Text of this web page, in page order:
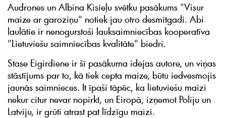
Audrones un Albina Kisieļu svētku pasākums "Visur
maize ar garoziņu" notiek jau otro desmitgadi. Abi
laulātie ir nenogurstoši lauksaimniecības kooperatīva
"Lietuviešu saimniecības kvalitāte" biedri.
Stase Eigirdiene ir šī pasākuma idejas autore, un viņas
stāstījums par to, kā tiek cepta maize, būtu iedvesmojis
jaunās saimnieces. It īpaši tāpēc, ka lietuviešu maizi
nekur citur nevar nopirkt, un Eiropā, izņemot Poliju un
Latviju, ir grūti atrast pat līdzīgu maizi.